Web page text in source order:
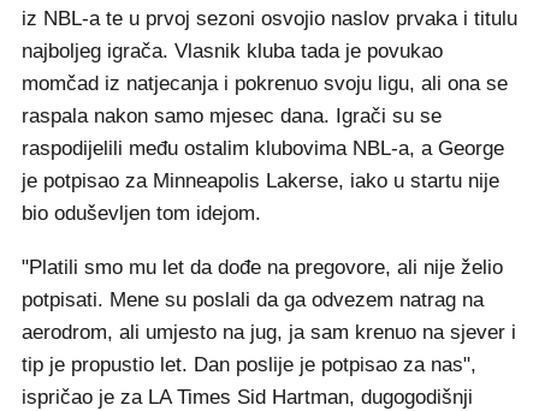
iz NBL-a te u prvoj sezoni osvojio naslov prvaka i titulu
najboljeg igrača. Vlasnik kluba tada je povukao
momčad iz natjecanja i pokrenuo svoju ligu, ali ona se
raspala nakon samo mjesec dana. Igrači su se
raspodijelili među ostalim klubovima NBL-a, a George
je potpisao za Minneapolis Lakerse, iako u startu nije
bio oduševljen tom idejom.
"Platili smo mu let da dođe na pregovore, ali nije želio
potpisati. Mene su poslali da ga odvezem natrag na
aerodrom, ali umjesto na jug, ja sam krenuo na sjever i
tip je propustio let. Dan poslije je potpisao za nas",
ispričao je za LA Times Sid Hartman, dugogodišnji